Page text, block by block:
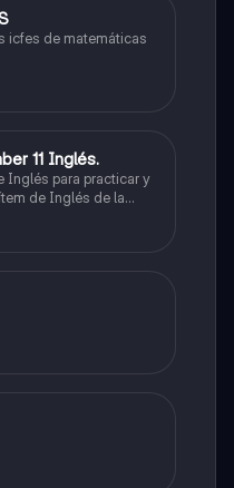
icfes de matemáticas
11 Inglés.
Inglés para practicar y
de Inglés de la